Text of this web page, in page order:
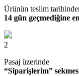
Ürünün teslim
14 gün geçmediğine
2
Pasaj üzerinde
“Siparişlerim”